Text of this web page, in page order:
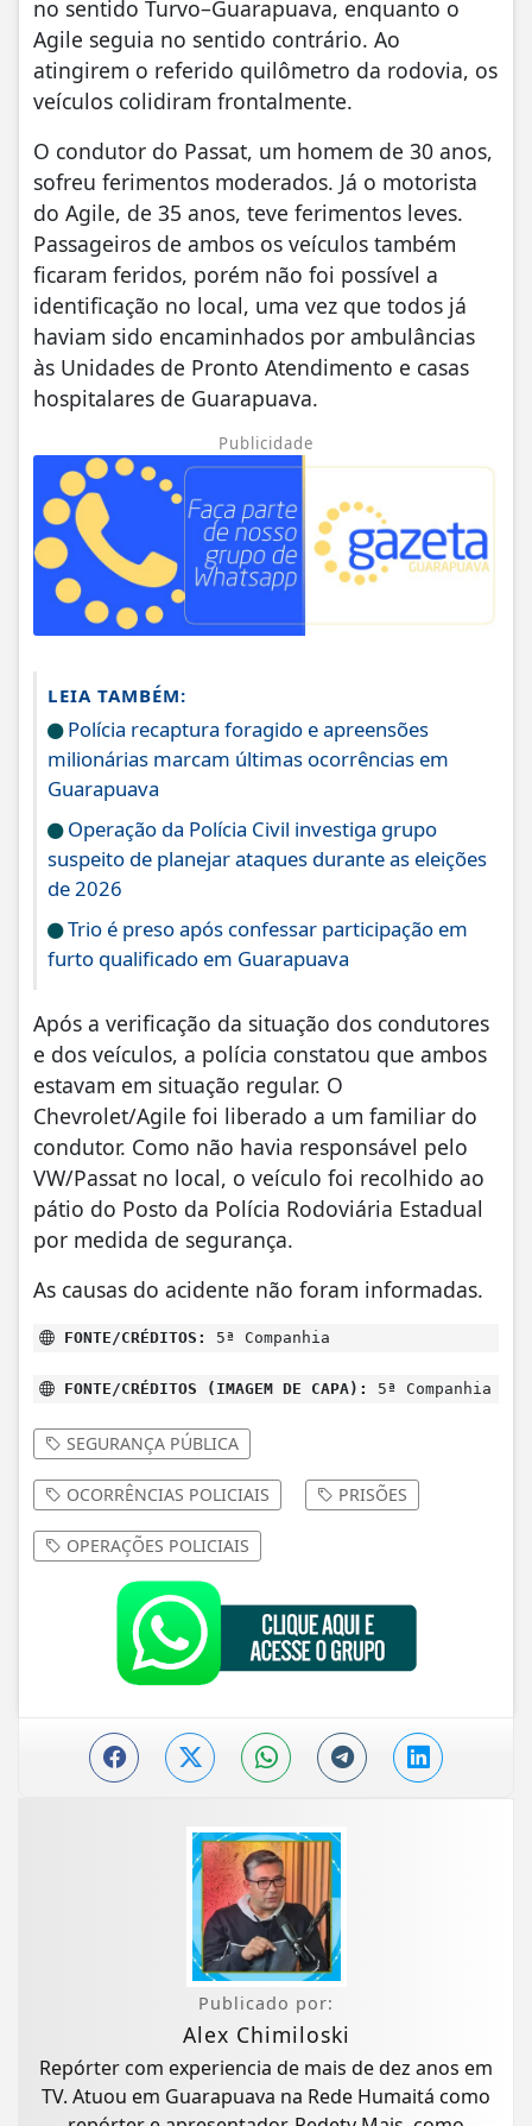
no sentido Turvo–Guarapuava, enquanto o
Agile seguia no sentido contrário. Ao
atingirem o referido quilômetro da rodovia, os
veículos colidiram frontalmente.
O condutor do Passat, um homem de 30 anos,
sofreu ferimentos moderados. Já o motorista
do Agile, de 35 anos, teve ferimentos leves.
Passageiros de ambos os veículos também
ficaram feridos, porém não foi possível a
identificação no local, uma vez que todos já
haviam sido encaminhados por ambulâncias
às Unidades de Pronto Atendimento e casas
hospitalares de Guarapuava.
Publicidade
LEIA TAMBÉM:
Polícia recaptura foragido e apreensões
milionárias marcam últimas ocorrências em
Guarapuava
Operação da Polícia Civil investiga grupo
suspeito de planejar ataques durante as eleições
de 2026
Trio é preso após confessar participação em
furto qualificado em Guarapuava
Após a verificação da situação dos condutores
e dos veículos, a polícia constatou que ambos
estavam em situação regular. O
Chevrolet/Agile foi liberado a um familiar do
condutor. Como não havia responsável pelo
VW/Passat no local, o veículo foi recolhido ao
pátio do Posto da Polícia Rodoviária Estadual
por medida de segurança.
As causas do acidente não foram informadas.
FONTE/CRÉDITOS: 5ª Companhia
FONTE/CRÉDITOS (IMAGEM DE CAPA): 5ª Companhia
SEGURANÇA PÚBLICA
OCORRÊNCIAS POLICIAIS PRISÕES
OPERAÇÕES POLICIAIS
Publicado por:
Alex Chimiloski
Repórter com experiencia de mais de dez anos em
TV. Atuou em Guarapuava na Rede Humaitá como